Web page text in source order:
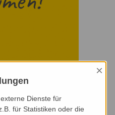
×
Dienste für
für Statistiken oder die